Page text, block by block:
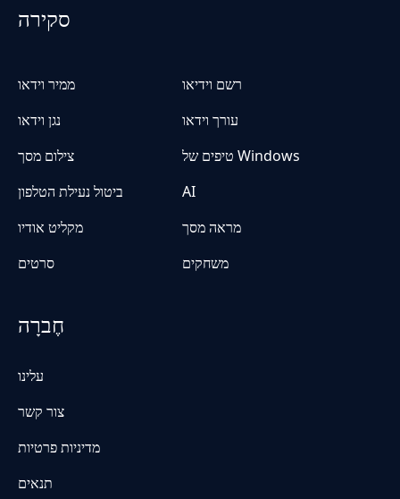
סקירה
ממיר וידאו
רשם וידיאו
נגן וידאו
עורך וידאו
צילום מסך
טיפים של Windows
ביטול נעילת הטלפון
AI
מקליט אודיו
מראה מסך
סרטים
משחקים
חֶברָה
עלינו
צור קשר
מדיניות פרטיות
תנאים